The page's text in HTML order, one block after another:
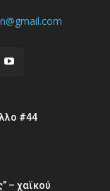
#44
– χαϊκού